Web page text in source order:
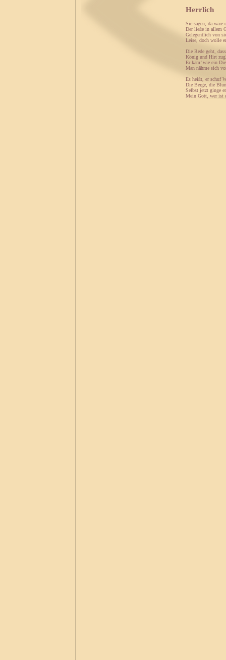
Herrlich
Sie sagen, da wäre
Der ließe in allem
Gelegentlich von
Leise, doch wolle
Die Rede geht,
König und Hirt
Er käm’ wie ein
Man nähme sich
Es heißt, er schuf
Die Berge, die
Selbst jetzt ginge
Mein Gott, wer ist